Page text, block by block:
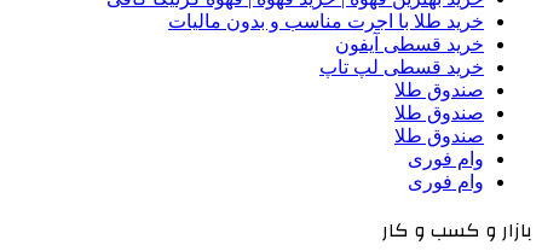
خرید طلا با اجرت مناسب و بدون مالیات
خرید قسطی آیفون
خرید قسطی لپ تاپ
صندوق طلا
صندوق طلا
صندوق طلا
وام فوری
وام فوری
بازار و کسب و کار